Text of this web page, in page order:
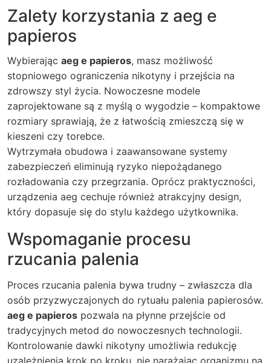
Zalety korzystania z aeg e
papieros
Wybierając aeg e papieros, masz możliwość
stopniowego ograniczenia nikotyny i przejścia na
zdrowszy styl życia. Nowoczesne modele
zaprojektowane są z myślą o wygodzie – kompaktowe
rozmiary sprawiają, że z łatwością zmieszczą się w
kieszeni czy torebce.
Wytrzymała obudowa i zaawansowane systemy
zabezpieczeń eliminują ryzyko niepożądanego
rozładowania czy przegrzania. Oprócz praktyczności,
urządzenia aeg cechuje również atrakcyjny design,
który dopasuje się do stylu każdego użytkownika.
Wspomaganie procesu
rzucania palenia
Proces rzucania palenia bywa trudny – zwłaszcza dla
osób przyzwyczajonych do rytuału palenia papierosów.
aeg e papieros pozwala na płynne przejście od
tradycyjnych metod do nowoczesnych technologii.
Kontrolowanie dawki nikotyny umożliwia redukcję
uzależnienia krok po kroku, nie narażając organizmu na